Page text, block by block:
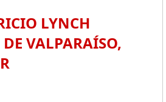
LYNCH
VALPARAÍSO,